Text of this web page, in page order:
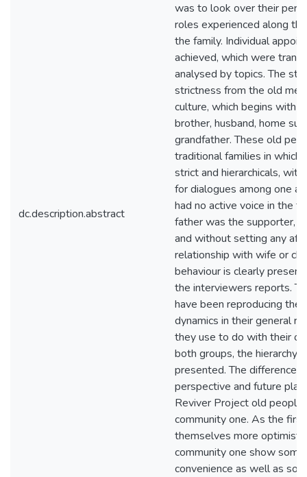
dc.description.abstract
was to look over their
roles experienced along
the family. Individual
achieved, which were
analysed by topics. The
strictness from the old
culture, which begins with
brother, husband, home
grandfather. These old
traditional families in which
strict and hierarchicals,
for dialogues among one
had no active voice in the
father was the supporter,
and without setting any
relationship with wife or
behaviour is clearly
the interviewers reports.
have been reproducing the
dynamics in their general
they use to do with their
both groups, the hierarchy
presented. The difference
perspective and future
Reviver Project old people
community one. As the
themselves more
community one show
convenience as well as